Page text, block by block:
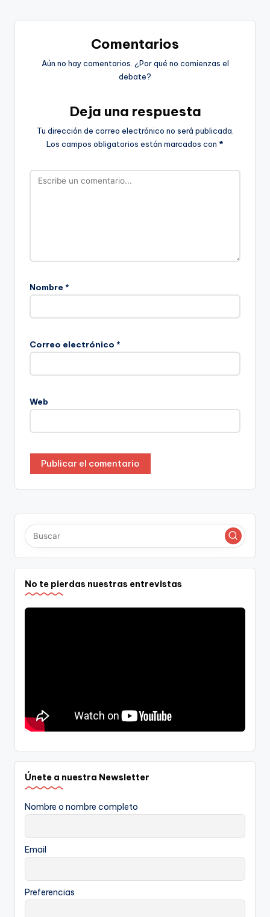
Comentarios
Aún no hay comentarios. ¿Por qué no comienzas el
debate?
Deja una respuesta
Tu dirección de correo electrónico no será publicada.
Los campos obligatorios están marcados con *
Nombre *
Correo electrónico *
Web
No te pierdas nuestras entrevistas
Únete a nuestra Newsletter
Nombre o nombre completo
Email
Preferencias